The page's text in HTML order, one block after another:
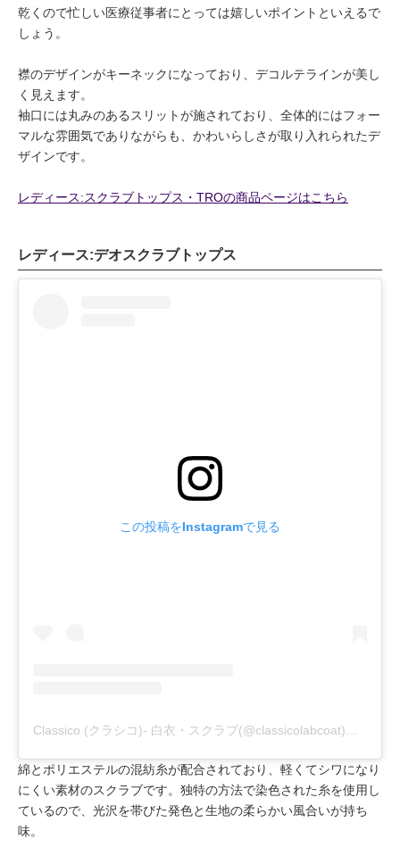
乾くので忙しい医療従事者にとっては嬉しいポイントといえるで
しょう。
襟のデザインがキーネックになっており、デコルテラインが美し
く見えます。
袖口には丸みのあるスリットが施されており、全体的にはフォー
マルな雰囲気でありながらも、かわいらしさが取り入れられたデ
ザインです。
レディース:スクラブトップス・TROの商品ページはこちら
レディース:デオスクラブトップス
この投稿をInstagramで見る
綿とポリエステルの混紡糸が配合されており、軽くてシワになり
にくい素材のスクラブです。独特の方法で染色された糸を使用し
ているので、光沢を帯びた発色と生地の柔らかい風合いが持ち
味。